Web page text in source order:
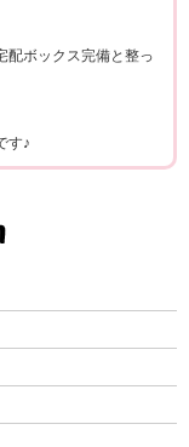
配ボックス完備と整っ
す♪